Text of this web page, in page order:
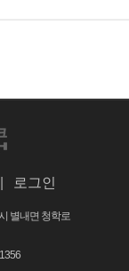
로그인
별내면 청학로